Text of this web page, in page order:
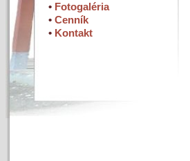
• Fotogaléria
• Cenník
• Kontakt